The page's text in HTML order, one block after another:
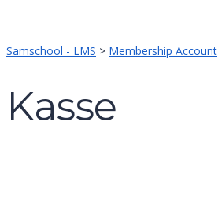
Samschool - LMS > Membership Account
Kasse